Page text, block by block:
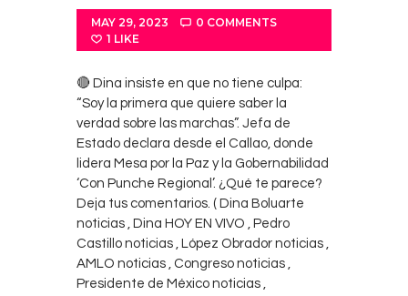
Shows
News
Events
Store
Contacts
Cine
MAY 29, 2023 0 COMMENTS
1 LIKE
🔴 Dina insiste en que no tiene culpa:
“Soy la primera que quiere saber la
verdad sobre las marchas”. Jefa de
Estado declara desde el Callao, donde
lidera Mesa por la Paz y la Gobernabilidad
‘Con Punche Regional’. ¿Qué te parece?
Deja tus comentarios. ( Dina Boluarte
noticias , Dina HOY EN VIVO , Pedro
Castillo noticias , López Obrador noticias ,
AMLO noticias , Congreso noticias ,
Presidente de México noticias ,